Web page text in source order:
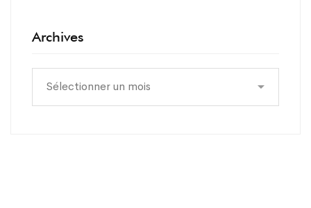
Archives